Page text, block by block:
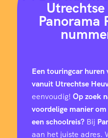
Panorama
Een touringcar huren
vanuit Utrechtse
eenvoudig! Op zoek
voordelige manier
een schoolreis? Bij
aan het juiste adres.